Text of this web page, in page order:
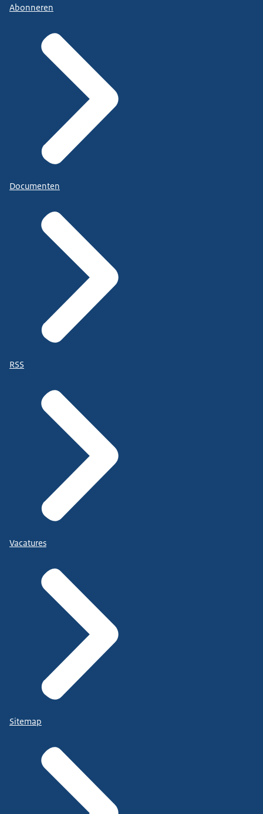
Abonneren
Documenten
RSS
Vacatures
Sitemap